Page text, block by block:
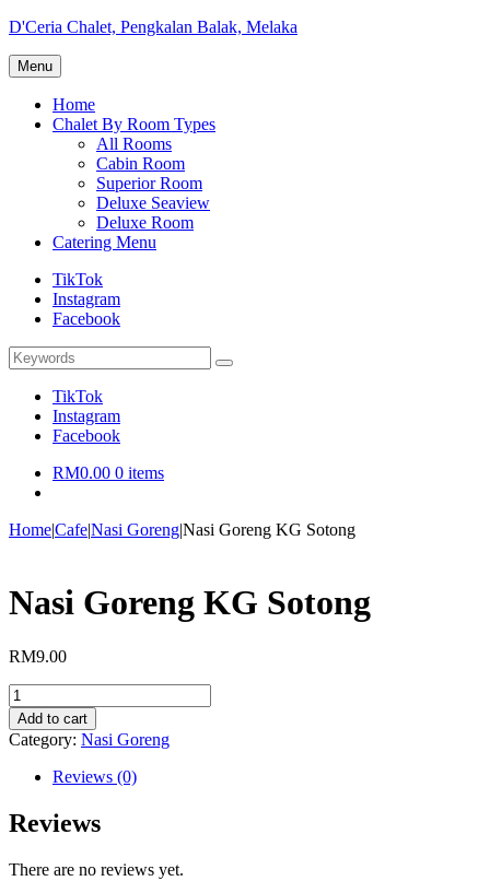
Skip
content
D'Ceria Chalet, Pengkalan Balak, Melaka
Terdapat
Sehingga
Menu
Home
Chalet By Room Types
All Rooms
Cabin Room
Superior Room
Deluxe Seaview
Deluxe Room
Catering Menu
TikTok
Instagram
Facebook
Search
for:
Search
TikTok
Instagram
Facebook
RM0.00 0 items
Home|Cafe|Nasi Goreng|Nasi Goreng KG Sotong
Nasi Goreng KG Sotong
RM9.00
Nasi
Goreng
KG
Sotong
quantity
Add to cart
Category: Nasi Goreng
Reviews (0)
Reviews
There are no reviews yet.